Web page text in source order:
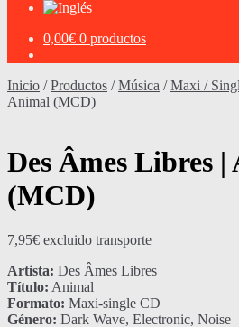
0,00€ 0 productos
Inicio /Productos /Música /Maxi /
Animal (MCD)
Des Âmes Libres
(MCD)
7,95€ excluido transporte
Artista: Des Âmes Libres
Título: Animal
Formato: Maxi-single CD
Género: Dark Wave, Electronic, Noise